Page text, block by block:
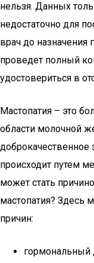
нельзя. Данных
недостаточно для
врач до назначения
проведет полный
удостовериться в
Мастопатия – это
области молочной
доброкачественное
происходит путем
может стать
мастопатия?
причин:
гормональный